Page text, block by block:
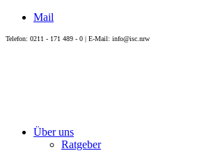
Mail
Telefon: 0211 - 171 489 - 0 | E-Mail: info@isc.nrw
Über uns
Ratgeber